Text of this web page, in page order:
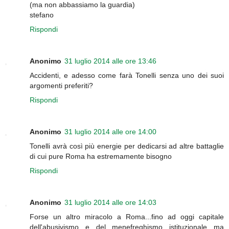
(ma non abbassiamo la guardia)
stefano
Rispondi
Anonimo 31 luglio 2014 alle ore 13:46
Accidenti, e adesso come farà Tonelli senza uno dei suoi
argomenti preferiti?
Rispondi
Anonimo 31 luglio 2014 alle ore 14:00
Tonelli avrà così più energie per dedicarsi ad altre battaglie
di cui pure Roma ha estremamente bisogno
Rispondi
Anonimo 31 luglio 2014 alle ore 14:03
Forse un altro miracolo a Roma...fino ad oggi capitale
dell'abusivismo e del menefreghismo istituzionale ma